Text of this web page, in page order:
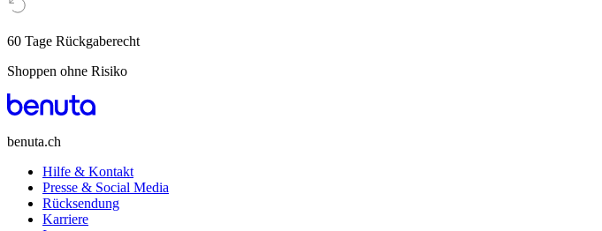
60 Tage Rückgaberecht
Shoppen ohne Risiko
benuta.ch
Hilfe & Kontakt
Presse & Social Media
Rücksendung
Karriere